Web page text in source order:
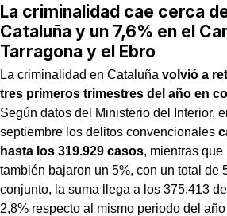
La criminalidad cae cerca
Cataluña y un 7,6% en el
Tarragona y el Ebro
La criminalidad en Cataluña volvió a
tres primeros trimestres del año en
Según datos del Ministerio del Interior,
septiembre los delitos convencionales
hasta los 319.929 casos, mientras
también bajaron un 5%, con un total de
conjunto, la suma llega a los 375.413
2,8% respecto al mismo periodo del año